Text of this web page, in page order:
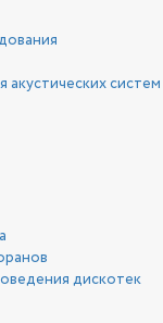
акустических систем
дискотек